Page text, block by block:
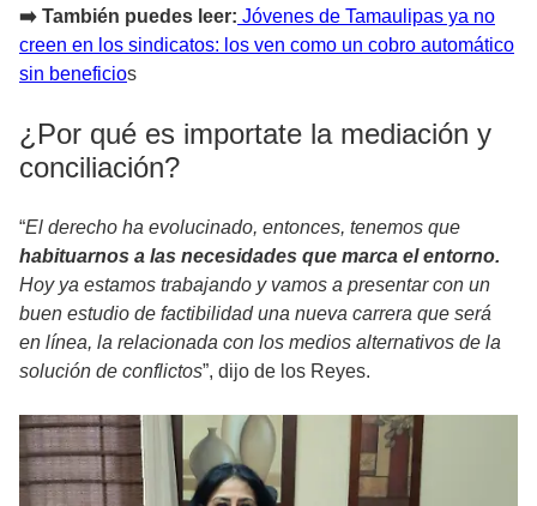
➡️ También puedes leer: Jóvenes de Tamaulipas ya no
creen en los sindicatos: los ven como un cobro automático
sin beneficios
¿Por qué es importate la mediación y
conciliación?
“El derecho ha evolucinado, entonces, tenemos que
habituarnos a las necesidades que marca el entorno.
Hoy ya estamos trabajando y vamos a presentar con un
buen estudio de factibilidad una nueva carrera que será
en línea, la relacionada con los medios alternativos de la
solución de conflictos”, dijo de los Reyes.